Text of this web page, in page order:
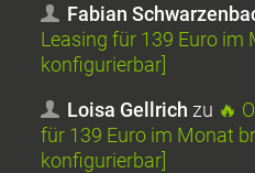
Fabian
Leasing für 139 Euro im
konfigurierbar]
Loisa Gellrich zu 🔥
für 139 Euro im Monat
konfigurierbar]